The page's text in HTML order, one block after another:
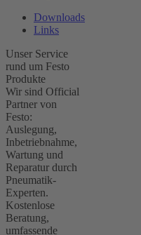
Downloads
Links
Unser Service
rund um Festo
Produkte
Wir sind Official
Partner von
Festo:
Auslegung,
Inbetriebnahme,
Wartung und
Reparatur durch
Pneumatik-
Experten.
Kostenlose
Beratung,
umfassende